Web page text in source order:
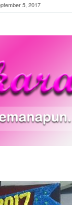
5, 2017